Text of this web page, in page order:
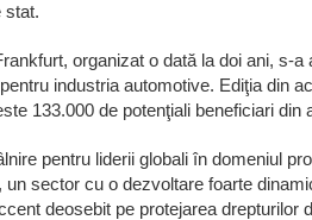
stat.
organizat o dată la doi ani, s-
industria automotive. Ediţia din
133.000 de potenţiali beneficiari din
pentru liderii globali în domeniul
sector cu o dezvoltare foarte
deosebit pe protejarea